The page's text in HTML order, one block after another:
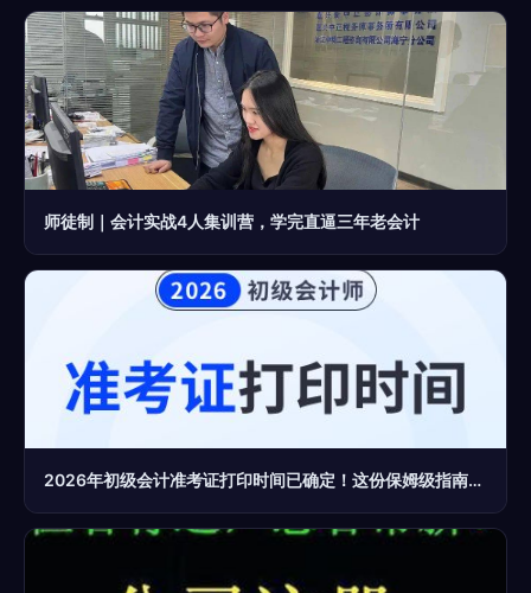
师徒制｜会计实战4人集训营，学完直逼三年老会计
2026年初级会计准考证打印时间已确定！这份保姆级指南请收好